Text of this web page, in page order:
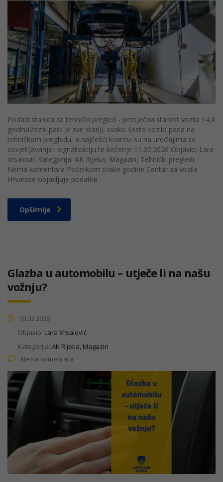
Podaci stanica za tehnički pregled - prosječna starost vozila 14,6
godinaVozni park je sve stariji, svako šesto vozilo pada na
tehničkom pregledu, a najčešći kvarovi su na uređajima za
osvjetljavanje i signalizaciju te kočenje 11.02.2026 Objavio: Lara
Vrsalović Kategorija: AK Rijeka, Magazin, Tehnički pregledi
Nema komentara Početkom svake godine Centar za vozila
Hrvatske objavljuje podatke
Opširnije
Glazba u automobilu – utječe li na našu
vožnju?
10.02.2026
Objavio: Lara Vrsalović
Kategorija: AK Rijeka, Magazin
Nema komentara